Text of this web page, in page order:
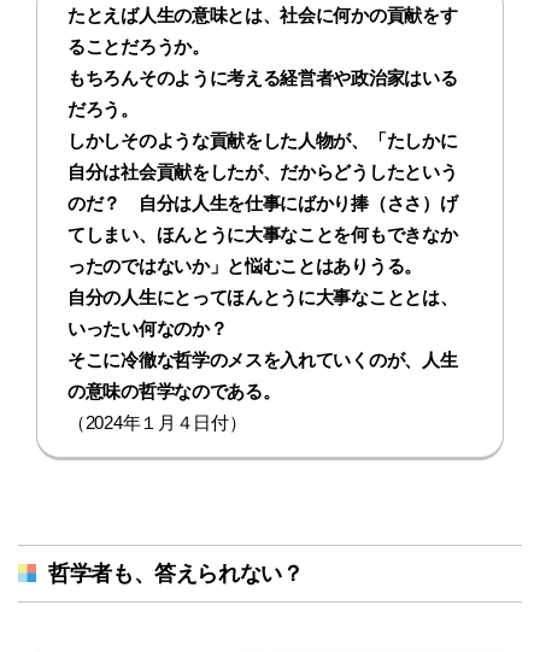
たとえば人生の意味とは、社会に何かの貢献をす
ることだろうか。
もちろんそのように考える経営者や政治家はいる
だろう。
しかしそのような貢献をした人物が、「たしかに
自分は社会貢献をしたが、だからどうしたという
のだ？ 自分は人生を仕事にばかり捧（ささ）げ
てしまい、ほんとうに大事なことを何もできなか
ったのではないか」と悩むことはありうる。
自分の人生にとってほんとうに大事なこととは、
いったい何なのか？
そこに冷徹な哲学のメスを入れていくのが、人生
の意味の哲学なのである。
（2024年１月４日付）
哲学者も、答えられない？